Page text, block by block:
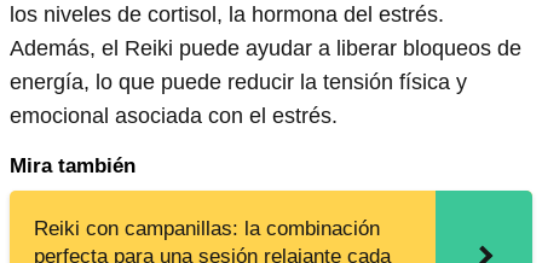
los niveles de cortisol, la hormona del estrés.
Además, el Reiki puede ayudar a liberar bloqueos de
energía, lo que puede reducir la tensión física y
emocional asociada con el estrés.
Mira también
Reiki con campanillas: la combinación
perfecta para una sesión relajante cada